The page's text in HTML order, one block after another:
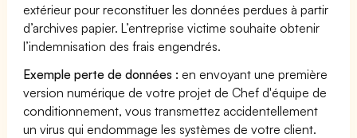
extérieur pour reconstituer les données perdues à partir
d’archives papier. L’entreprise victime souhaite obtenir
l’indemnisation des frais engendrés.
Exemple perte de données : en envoyant une première
version numérique de votre projet de Chef d'équipe de
conditionnement, vous transmettez accidentellement
un virus qui endommage les systèmes de votre client.